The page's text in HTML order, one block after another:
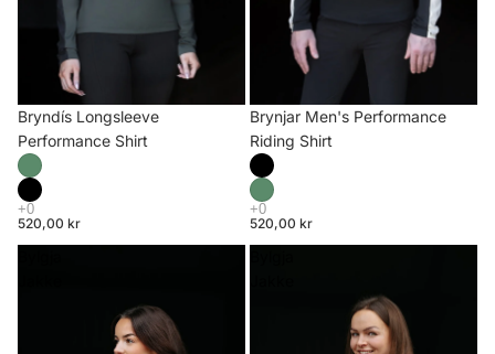
Bryndís Longsleeve
Performance Shirt
520,00 kr
Brynjar Men's Performance
Riding Shirt
520,00 kr